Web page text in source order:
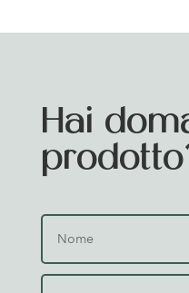
Hai